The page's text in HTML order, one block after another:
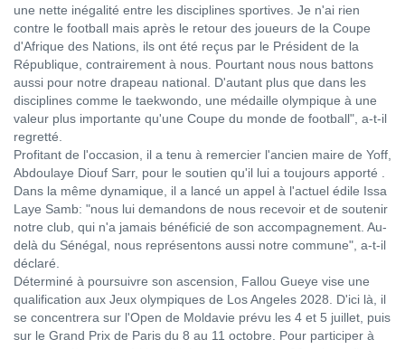
une nette inégalité entre les disciplines sportives. Je n'ai rien
contre le football mais après le retour des joueurs de la Coupe
d'Afrique des Nations, ils ont été reçus par le Président de la
République, contrairement à nous. Pourtant nous nous battons
aussi pour notre drapeau national. D'autant plus que dans les
disciplines comme le taekwondo, une médaille olympique à une
valeur plus importante qu'une Coupe du monde de football", a-t-il
regretté.
Profitant de l'occasion, il a tenu à remercier l'ancien maire de Yoff,
Abdoulaye Diouf Sarr, pour le soutien qu'il lui a toujours apporté .
Dans la même dynamique, il a lancé un appel à l'actuel édile Issa
Laye Samb: "nous lui demandons de nous recevoir et de soutenir
notre club, qui n'a jamais bénéficié de son accompagnement. Au-
delà du Sénégal, nous représentons aussi notre commune", a-t-il
déclaré.
Déterminé à poursuivre son ascension, Fallou Gueye vise une
qualification aux Jeux olympiques de Los Angeles 2028. D'ici là, il
se concentrera sur l'Open de Moldavie prévu les 4 et 5 juillet, puis
sur le Grand Prix de Paris du 8 au 11 octobre. Pour participer à